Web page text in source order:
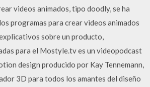
videos animados, tipo doodly, se ha
programas para crear videos animados
sobre un producto,
para el Mostyle.tv es un videopodcast
design producido por Kay Tennemann,
3D para todos los amantes del diseño